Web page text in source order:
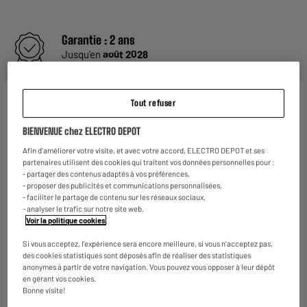
Garantie :2 ans
Jusqu'en août 2028
Marque
Type de produit Goupillon
Coloris Blanc
Matière principale Nylon
Dimensions produit
Dimensions colis H 42 cm x L 5 cm x P 5 cm
Caractéristiques
complémentaires
Tout refuser
BIENVENUE chez ELECTRO DEPOT
Afin d'améliorer votre visite, et avec votre accord, ELECTRO DEPOT et ses
partenaires utilisent des cookies qui traitent vos données personnelles pour :
- partager des contenus adaptés à vos préférences,
- proposer des publicités et communications personnalisées,
- faciliter le partage de contenu sur les réseaux sociaux,
- analyser le trafic sur notre site web.
Voir la politique cookies.
Si vous acceptez, l'expérience sera encore meilleure, si vous n'acceptez pas,
des cookies statistiques sont déposés afin de réaliser des statistiques
anonymes à partir de votre navigation. Vous pouvez vous opposer à leur dépôt
en gérant vos cookies.
Bonne visite!